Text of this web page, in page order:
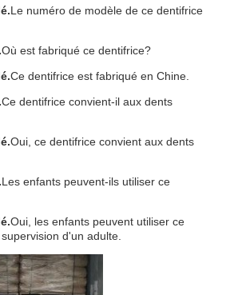
Le numéro de modèle de ce dentifrice
Où est fabriqué ce dentifrice?
Ce dentifrice est fabriqué en Chine.
Ce dentifrice convient-il aux dents
Oui, ce dentifrice convient aux dents
Les enfants peuvent-ils utiliser ce
Oui, les enfants peuvent utiliser ce
d'un adulte.